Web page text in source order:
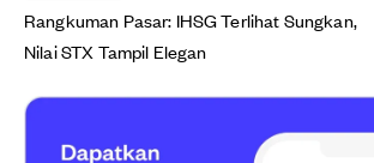
Rangkuman Pasar: IHSG Terlihat Sungkan,
Nilai STX Tampil Elegan